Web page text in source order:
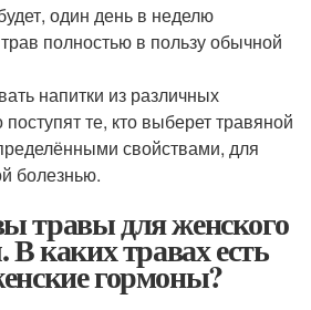
один день в неделю
полностью в пользу обычной
напитки из различных
те, кто выберет травяной
свойствами, для
болезнью.
травы для женского
В каких травах есть
гормоны?